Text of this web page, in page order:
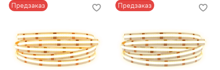
Предзаказ Предзаказ